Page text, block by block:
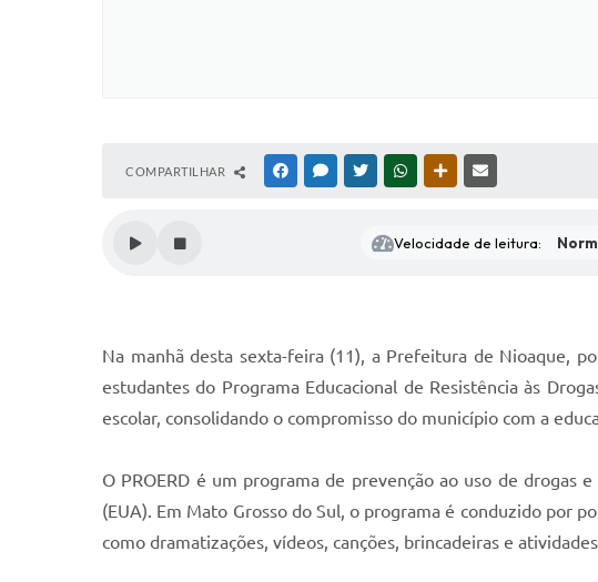
COMPARTILHAR FACEBOOKMESSENGER
TWITTERWHATSAPPOUTRAS MÍDIAS
Velocidade de leitura:
Na manhã desta sexta-feira (11), a Prefeitura de Nioaque,
estudantes do Programa Educacional de Resistência às
escolar, consolidando o compromisso do município com a
O PROERD é um programa de prevenção ao uso de drogas
(EUA). Em Mato Grosso do Sul, o programa é conduzido por
como dramatizações, vídeos, canções, brincadeiras e